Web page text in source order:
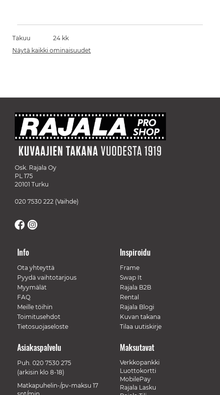
Takuu
24 kk
Näytä kaikki ominaisuudet
Osk. Rajala Oy
PL 175
20101 Turku
020 7530 222 (Vaihde)
Info
Ota yhteyttä
Pyydä vaihtotarjous
Myymälät
FAQ
Meille töihin
Toimitusehdot
Tietosuojaseloste
Inspiroidu
Frame
Swap It
Rajala B2B
Rental
Rajala Blogi
Kuvan takana
Tilaa uutiskirje
Maksutavat
Verkkopankki
Luottokortti
MobilePay
Rajala Lasku
Asiakaspalvelu
Puh. 020 7530 275
(arkisin klo 8-18)
Matkapuhelin-/pv-maksu 17